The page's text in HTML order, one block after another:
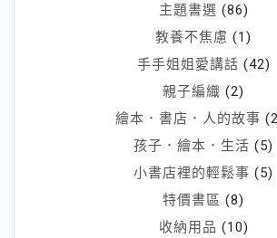
主題書選 (86)
教養不焦慮 (1)
手手姐姐愛講話 (42)
親子編織 (2)
繪本．書店．人的故事
孩子．繪本．生活 (5)
小書店裡的輕鬆事 (5)
特價書區 (8)
收納用品 (10)